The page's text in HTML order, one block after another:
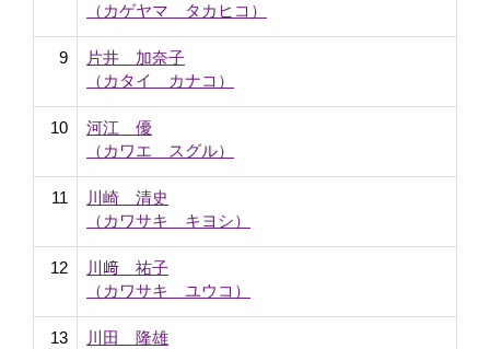
（カゲヤマ タカヒコ）
9
片井 加奈子
（カタイ カナコ）
10
河江 優
（カワエ スグル）
11
川崎 清史
（カワサキ キヨシ）
12
川﨑 祐子
（カワサキ ユウコ）
13
川田 隆雄